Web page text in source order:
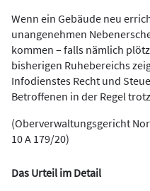
Wenn ein Gebäude neu
unangenehmen
kommen – falls nämlich
bisherigen Ruhebereichs
Infodienstes Recht und
Betroffenen in der Regel
(Oberverwaltungsgericht
10 A 179/20)
Das Urteil im Detail